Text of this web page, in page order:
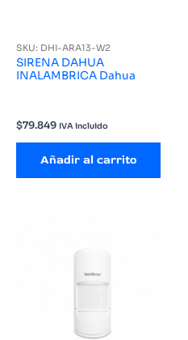
SKU: DHI-ARA13-W2
SIRENA DAHUA
INALAMBRICA Dahua
$79.849 IVA incluido
Añadir al carrito